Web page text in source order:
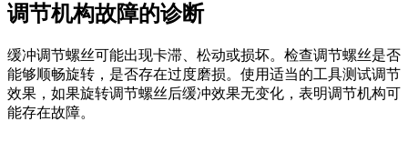
调节机构故障的诊断
缓冲调节螺丝可能出现卡滞、松动或损坏。检查调节螺丝是否
能够顺畅旋转，是否存在过度磨损。使用适当的工具测试调节
效果，如果旋转调节螺丝后缓冲效果无变化，表明调节机构可
能存在故障。